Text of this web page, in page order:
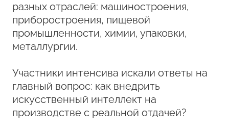
разных отраслей: машиностроения,
приборостроения, пищевой
промышленности, химии, упаковки,
металлургии.
Участники интенсива искали ответы на
главный вопрос: как внедрить
искусственный интеллект на
производстве с реальной отдачей?